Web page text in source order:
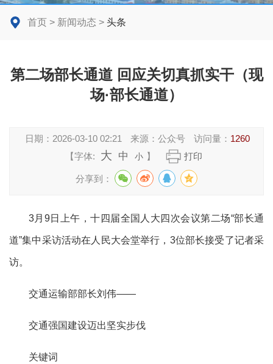
首页 > 新闻动态 > 头条
第二场部长通道 回应关切真抓实干（现
场·部长通道）
日期： 2026-03-10 02:21 来源：公众号 访问量： 1260
【字体:
大 中 小 】 打印
分享到：
3月9日上午，十四届全国人大四次会议第二场“部长通
道”集中采访活动在人民大会堂举行，3位部长接受了记者采
访。
交通运输部部长刘伟——
交通强国建设迈出坚实步伐
关键词